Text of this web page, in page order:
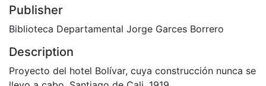
Publisher
Biblioteca Departamental Jorge Garces Borrero
Description
Proyecto del hotel Bolívar, cuya construcción nunca se